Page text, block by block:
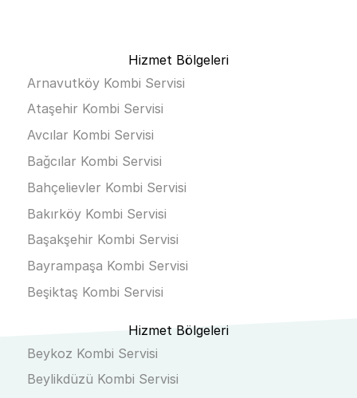
Hizmet Bölgeleri
Arnavutköy Kombi Servisi
Ataşehir Kombi Servisi
Avcılar Kombi Servisi
Bağcılar Kombi Servisi
Bahçelievler Kombi Servisi
Bakırköy Kombi Servisi
Başakşehir Kombi Servisi
Bayrampaşa Kombi Servisi
Beşiktaş Kombi Servisi
Hizmet Bölgeleri
Beykoz Kombi Servisi
Beylikdüzü Kombi Servisi